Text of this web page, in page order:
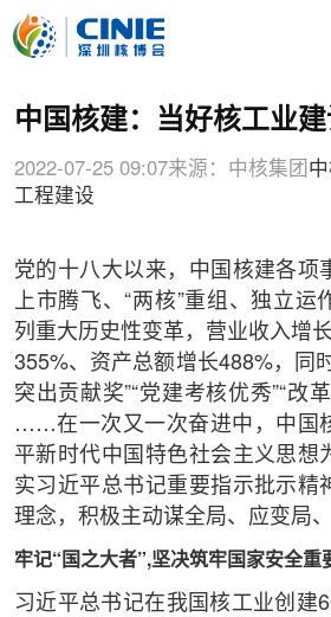
中国核建：当好核工业
2022-07-25 09:07来源：中核集团
工程建设
党的十八大以来，中国核建各项
上市腾飞、“两核”重组、独立
列重大历史性变革，营业收入增
355%、资产总额增长488%，同
突出贡献奖”“党建考核优秀”“改
……在一次又一次奋进中，中国
平新时代中国特色社会主义思想
实习近平总书记重要指示批示精
理念，积极主动谋全局、应变局、
牢记“国之大者”,坚决筑牢国家安全重
习近平总书记在我国核工业创建